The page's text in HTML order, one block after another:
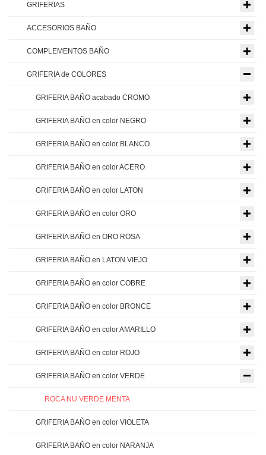
GRIFERIAS
ACCESORIOS BAÑO
COMPLEMENTOS BAÑO
GRIFERIA de COLORES
GRIFERIA BAÑO acabado CROMO
GRIFERIA BAÑO en color NEGRO
GRIFERIA BAÑO en color BLANCO
GRIFERIA BAÑO en color ACERO
GRIFERIA BAÑO en color LATON
GRIFERIA BAÑO en color ORO
GRIFERIA BAÑO en ORO ROSA
GRIFERIA BAÑO en LATON VIEJO
GRIFERIA BAÑO en color COBRE
GRIFERIA BAÑO en color BRONCE
GRIFERIA BAÑO en color AMARILLO
GRIFERIA BAÑO en color ROJO
GRIFERIA BAÑO en color VERDE
ROCA NU VERDE MENTA
GRIFERIA BAÑO en color VIOLETA
GRIFERIA BAÑO en color NARANJA